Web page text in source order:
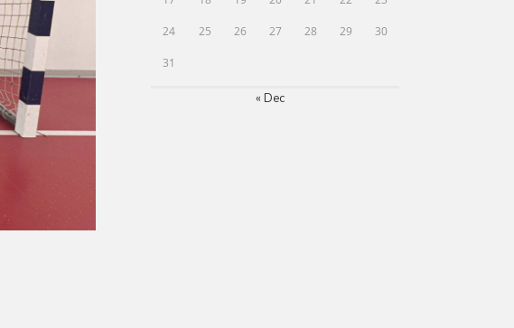
24 25 26 27 28 29 30
31
« Dec